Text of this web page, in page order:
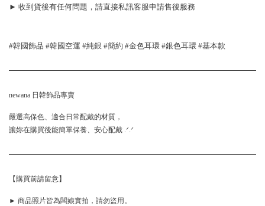
► 收到貨後有任何問題，請直接私訊客服申請售後服務
#韓國飾品 #韓國空運 #純銀 #簡約 #金色耳環 #銀色耳環 #基本款
newana 日韓飾品專賣
嚴選高保色、適合日常配戴的材質，
讓妳在購買後能簡單保養、安心配戴 .ᐟ.ᐟ
【購買前請留意】
► 商品照片皆為闆娘實拍，請勿盜用。